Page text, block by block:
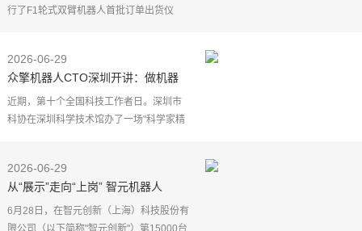
行了F1轮式双臂机器人首批订单出货仪
本次交付的合作伙伴
2026-06-29
众擎机器人CTO深圳开讲：做机器
人，就得在没人走过的地方探路
近期，第十个全国科技工作者日。深圳市
科协在深圳科学技术馆办了一场"科学家精
力耘博士受邀参
2026-06-29
从“展示”走向“上岗” 智元机器人
15000台下线背后的意义
6月28日，在智元创新（上海）科技股份有
限公司（以下简称"智元创新"）第15000台